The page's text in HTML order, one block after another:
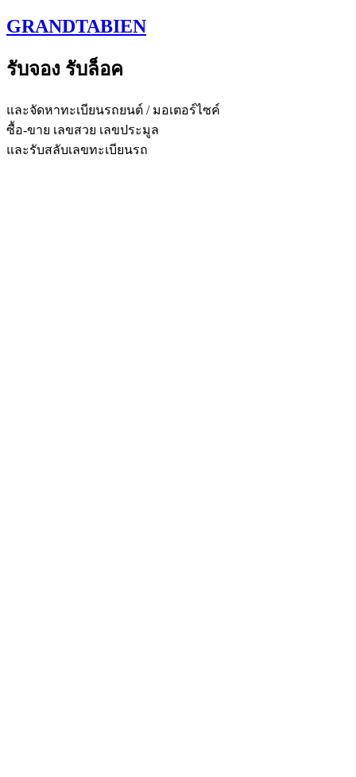
Skip
to
GRANDTABIEN
รับจอง รับล็อค
และจัดหาทะเบียนรถยนต์ / มอเตอร์ไซค์
ซื้อ-ขาย เลขสวย เลขประมูล
และรับสลับเลขทะเบียนรถ